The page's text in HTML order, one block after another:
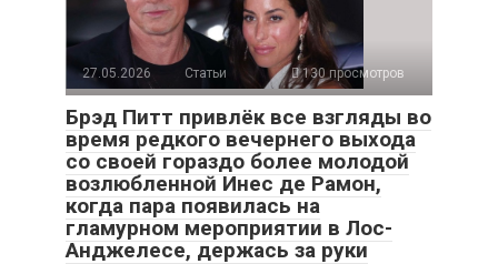
27.05.2026 Статьи 130 просмотров
Брэд Питт привлёк все взгляды во
время редкого вечернего выхода
со своей гораздо более молодой
возлюбленной Инес де Рамон,
когда пара появилась на
гламурном мероприятии в Лос-
Анджелесе, держась за руки